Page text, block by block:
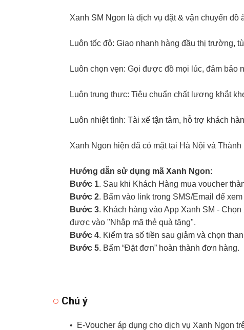
Xanh SM Ngon là dịch vụ đặt & vận chuyển
Luôn tốc độ: Giao nhanh hàng đầu thị trường,
Luôn chọn vẹn: Gọi được đồ mọi lúc, đảm bảo
Luôn trung thực: Tiêu chuẩn chất lượng khắt
Luôn nhiệt tình: Tài xế tận tâm, hỗ trợ khách
Xanh Ngon hiện đã có mặt tại Hà Nội và
Hướng dẫn sử dụng mã Xanh Ngon:
Bước 1. Sau khi Khách Hàng mua voucher
Bước 2. Bấm vào link trong SMS/Email để
Bước 3. Khách hàng vào App Xanh SM -
được vào "Nhập mã thẻ quà tặng".
Bước 4. Kiểm tra số tiền sau giảm và chọn
Bước 5. Bấm “Đặt đơn” hoàn thành đơn hàng.
Chú ý
• E-Voucher áp dụng cho dịch vụ Xanh Ngon